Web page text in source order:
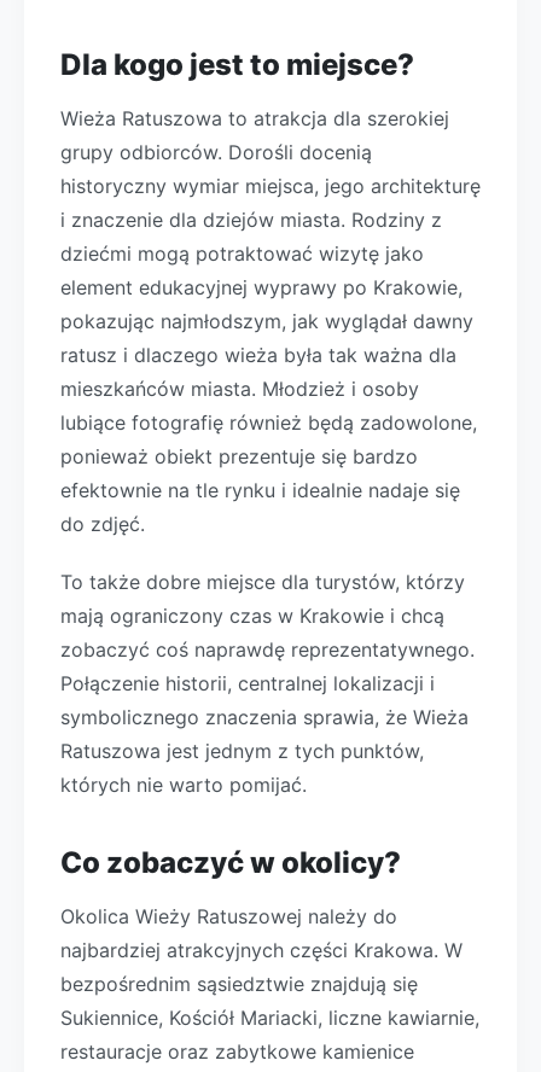
Dla kogo jest to miejsce?
Wieża Ratuszowa to atrakcja dla szerokiej
grupy odbiorców. Dorośli docenią
historyczny wymiar miejsca, jego architekturę
i znaczenie dla dziejów miasta. Rodziny z
dziećmi mogą potraktować wizytę jako
element edukacyjnej wyprawy po Krakowie,
pokazując najmłodszym, jak wyglądał dawny
ratusz i dlaczego wieża była tak ważna dla
mieszkańców miasta. Młodzież i osoby
lubiące fotografię również będą zadowolone,
ponieważ obiekt prezentuje się bardzo
efektownie na tle rynku i idealnie nadaje się
do zdjęć.
To także dobre miejsce dla turystów, którzy
mają ograniczony czas w Krakowie i chcą
zobaczyć coś naprawdę reprezentatywnego.
Połączenie historii, centralnej lokalizacji i
symbolicznego znaczenia sprawia, że Wieża
Ratuszowa jest jednym z tych punktów,
których nie warto pomijać.
Co zobaczyć w okolicy?
Okolica Wieży Ratuszowej należy do
najbardziej atrakcyjnych części Krakowa. W
bezpośrednim sąsiedztwie znajdują się
Sukiennice, Kościół Mariacki, liczne kawiarnie,
restauracje oraz zabytkowe kamienice